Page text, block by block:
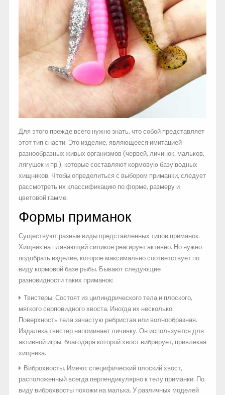
Для этого прежде всего нужно знать, что собой представляет
этот тип снасти. Это изделие, являющееся имитацией
разнообразных живых организмов (червей, личинок, мальков,
лягушек и пр.), которые составляют кормовую базу водных
хищников. Чтобы определиться с выбором приманки, следует
рассмотреть их классификацию по форме, размеру и
цветовой гамме.
Формы приманок
Существуют разные виды представленных типов приманок.
Хищник на плавающий силикон реагирует активно. Но нужно
подобрать изделие, которое максимально соответствует по
виду кормовой базе рыбы. Бывают следующие
разновидности таких приманок:
Твистеры. Состоят из цилиндрического тела и плоского,
мягкого серповидного хвоста. Иногда их несколько.
Поверхность тела зачастую ребристая или волнообразная.
Издалека твистер напоминает личинку. Он используется для
активной игры, благодаря которой хвост вибрирует, привлекая
хищника.
Виброхвосты. Имеют специфический плоский хвост,
расположенный всегда перпендикулярно к телу приманки. По
виду виброхвосты похожи на малька. У различных моделей